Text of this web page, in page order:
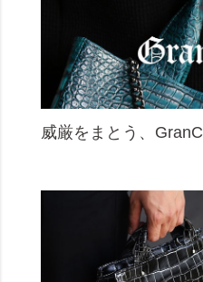
威厳をまとう、